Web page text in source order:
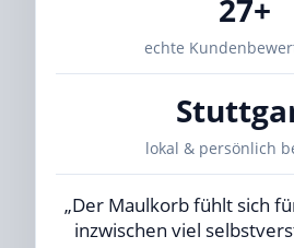
27+
echte
lokal & persönlich
„Der Maulkorb fühlt sich
inzwischen viel